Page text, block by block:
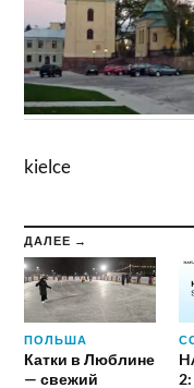
kielce
ДАЛЕЕ →
ПОЛЬША
Катки в Люблине
— свежий